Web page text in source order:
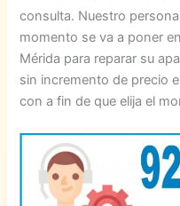
consulta. Nuestro
momento se va a poner
Mérida para reparar su
sin incremento de precio
con a fin de que elija el